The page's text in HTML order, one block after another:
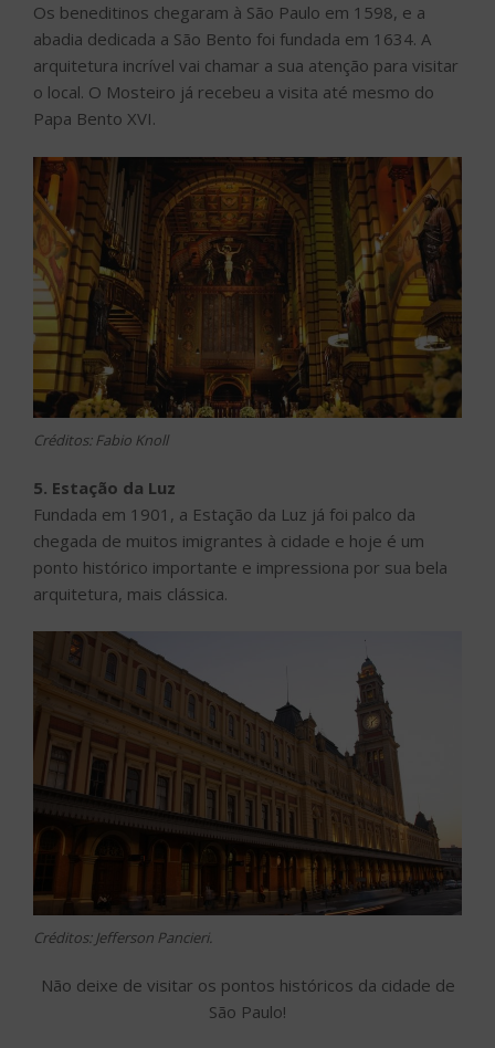
Os beneditinos chegaram à São Paulo em 1598, e a
abadia dedicada a São Bento foi fundada em 1634. A
arquitetura incrível vai chamar a sua atenção para visitar
o local. O Mosteiro já recebeu a visita até mesmo do
Papa Bento XVI.
Créditos: Fabio Knoll
5. Estação da Luz
Fundada em 1901, a Estação da Luz já foi palco da
chegada de muitos imigrantes à cidade e hoje é um
ponto histórico importante e impressiona por sua bela
arquitetura, mais clássica.
Créditos: Jefferson Pancieri.
Não deixe de visitar os pontos históricos da cidade de
São Paulo!